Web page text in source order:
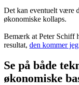
Det kan eventuelt være
økonomiske kollaps.
Bemærk at Peter Schiff
resultat, den kommer
Se på både
økonomiske